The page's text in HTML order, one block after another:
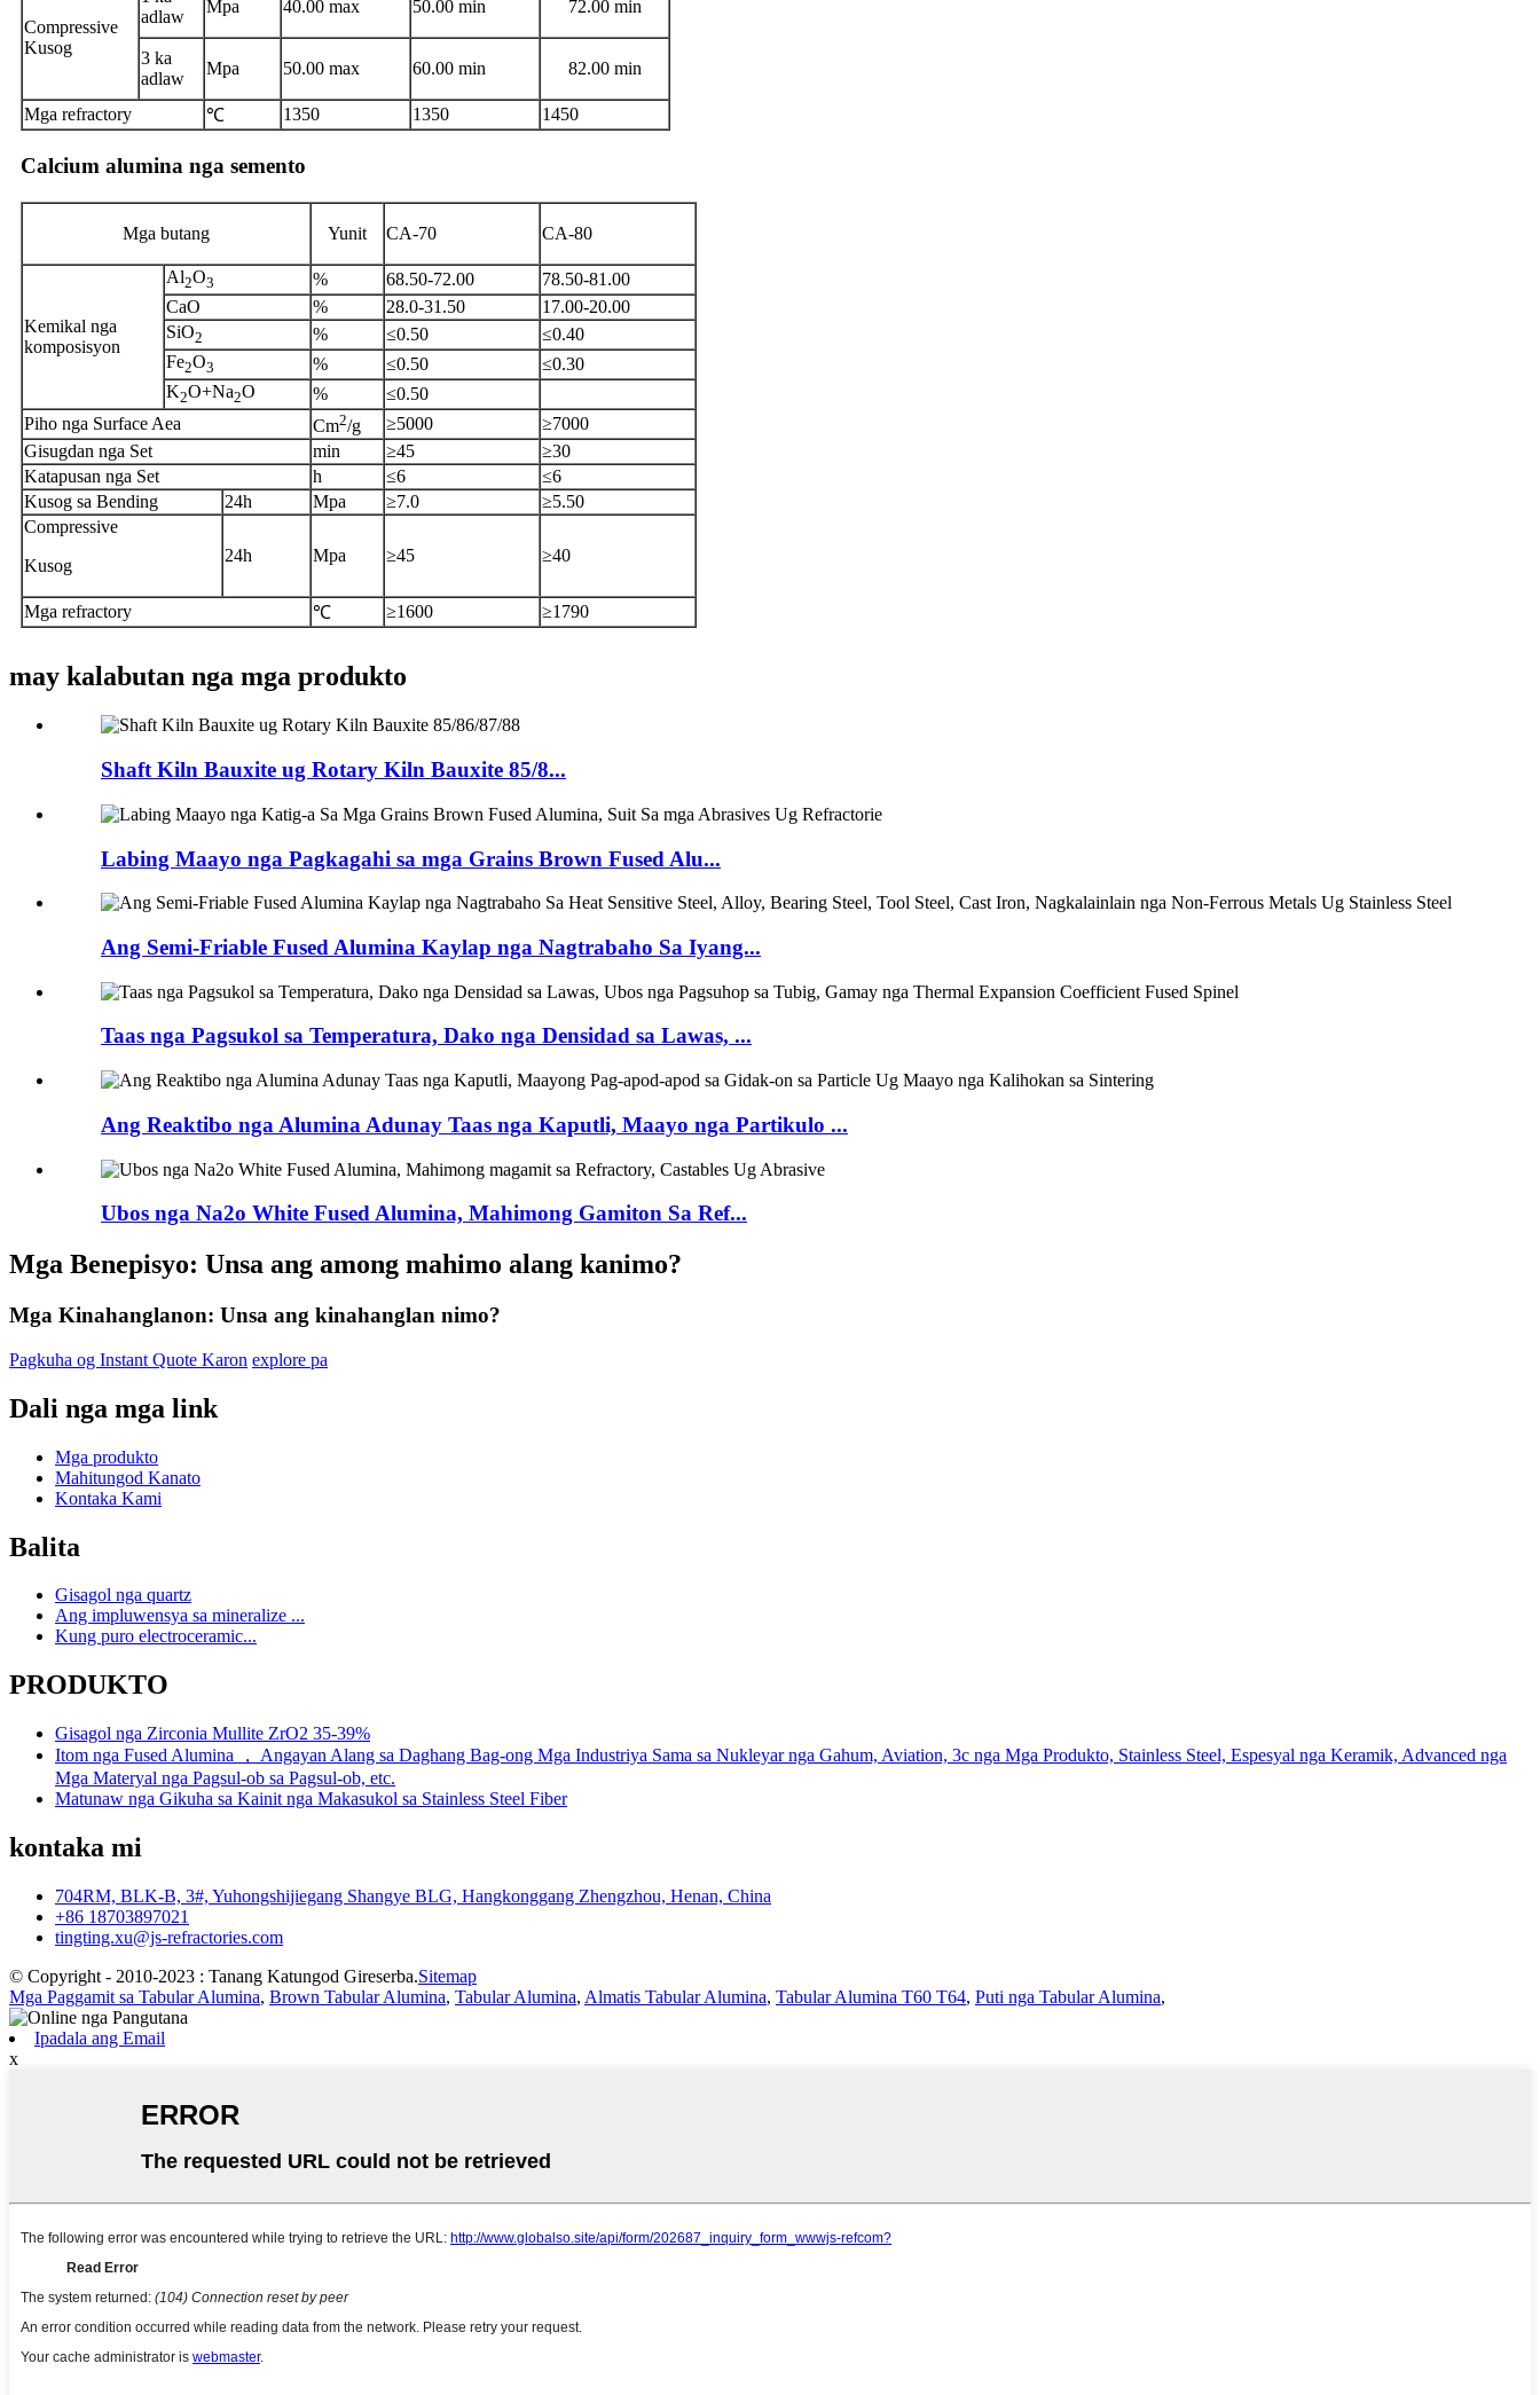
Compressive
Kusog
adlaw
Mpa 40.00 max 50.00 min 72.00 min
3 ka
adlaw
Mpa 50.00 max 60.00 min 82.00 min
Mga refractory ℃ 1350 1350 1450
Calcium alumina nga semento
Mga butang Yunit CA-70 CA-80
Kemikal nga
komposisyon
Al2O3 % 68.50-72.00
78.50-81.00
CaO
% 28.0-31.50
17.00-20.00
SiO2 % ≤0.50
≤0.40
Fe2O3 % ≤0.50
≤0.30
K2O+Na2O %
≤0.50
Piho nga Surface Aea
Cm2/g ≥5000
≥7000
Gisugdan nga Set
min ≥45
≥30
Katapusan nga Set
h ≤6
≤6
Kusog sa Bending
24h Mpa ≥7.0
≥5.50
Compressive
Kusog
24h Mpa ≥45 ≥40
Mga refractory ℃ ≥1600 ≥1790
may kalabutan nga mga produkto
Shaft Kiln Bauxite ug Rotary Kiln Bauxite 85/8...
Labing Maayo nga Pagkagahi sa mga Grains Brown Fused Alu...
Ang Semi-Friable Fused Alumina Kaylap nga Nagtrabaho Sa Iyang...
Taas nga Pagsukol sa Temperatura, Dako nga Densidad sa Lawas, ...
Ang Reaktibo nga Alumina Adunay Taas nga Kaputli, Maayo nga Partikulo ...
Ubos nga Na2o White Fused Alumina, Mahimong Gamiton Sa Ref...
Mga Benepisyo: Unsa ang among mahimo alang kanimo?
Mga Kinahanglanon: Unsa ang kinahanglan nimo?
Pagkuha og Instant Quote Karon explore pa
Dali nga mga link
Mga produkto
Mahitungod Kanato
Kontaka Kami
Balita
Gisagol nga quartz
Ang impluwensya sa mineralize ...
Kung puro electroceramic...
PRODUKTO
Gisagol nga Zirconia Mullite ZrO2 35-39%
Itom nga Fused Alumina ， Angayan Alang sa Daghang Bag-ong Mga Industriya Sama sa Nukleyar nga Gahum, Aviation, 3c nga Mga Produkto, Stainless Steel, Espesyal nga Keramik, Advanced nga
Mga Materyal nga Pagsul-ob sa Pagsul-ob, etc.
Matunaw nga Gikuha sa Kainit nga Makasukol sa Stainless Steel Fiber
kontaka mi
704RM, BLK-B, 3#, Yuhongshijiegang Shangye BLG, Hangkonggang Zhengzhou, Henan, China
+86 18703897021
tingting.xu@js-refractories.com
© Copyright - 2010-2023 : Tanang Katungod Gireserba.Sitemap
Mga Paggamit sa Tabular Alumina, Brown Tabular Alumina, Tabular Alumina, Almatis Tabular Alumina, Tabular Alumina T60 T64, Puti nga Tabular Alumina,
Ipadala ang Email
x